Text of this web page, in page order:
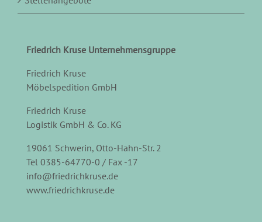
Friedrich Kruse Unternehmensgruppe
Friedrich Kruse
Möbelspedition GmbH
Friedrich Kruse
Logistik GmbH & Co. KG
19061 Schwerin, Otto-Hahn-Str. 2
Tel 0385-64770-0 / Fax -17
info@friedrichkruse.de
www.friedrichkruse.de